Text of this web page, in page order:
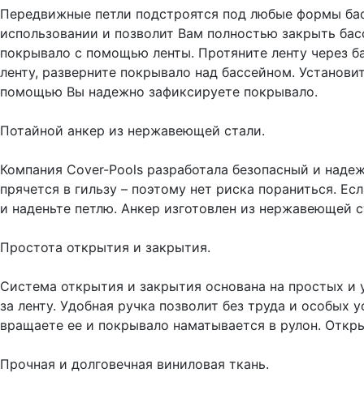
Передвижные петли подстроятся под любые формы
использовании и позволит Вам полностью закрыть
покрывало с помощью ленты. Протяните ленту через
ленту, разверните покрывало над бассейном.
помощью Вы надежно зафиксируете покрывало.
Потайной анкер из нержавеющей стали.
Компания Cover-Pools разработала безопасный и
прячется в гильзу – поэтому нет риска пораниться.
и наденьте петлю. Анкер изготовлен из нержавеющей
Простота открытия и закрытия.
Система открытия и закрытия основана на простых
за ленту. Удобная ручка позволит без труда и особых
вращаете ее и покрывало наматывается в рулон.
Прочная и долговечная виниловая ткань.